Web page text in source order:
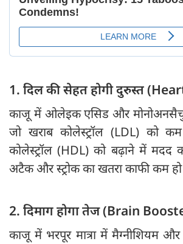
1. दिल की सेहत होगी दुरुस्त
काजू में ओलेइक एसिड और
जो खराब कोलेस्ट्रॉल (LDL) को
कोलेस्ट्रॉल (HDL) को बढ़ाने में मदद
अटैक और स्ट्रोक का खतरा काफी कम हो
2. दिमाग होगा तेज (Brain
काजू में भरपूर मात्रा में मैग्नीशियम और